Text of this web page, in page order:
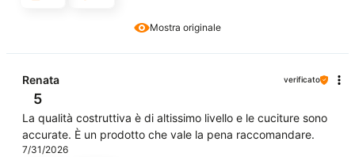
Mostra originale
Renata verificato
5
La qualità costruttiva è di altissimo livello e le cuciture sono
accurate. È un prodotto che vale la pena raccomandare.
7/31/2026